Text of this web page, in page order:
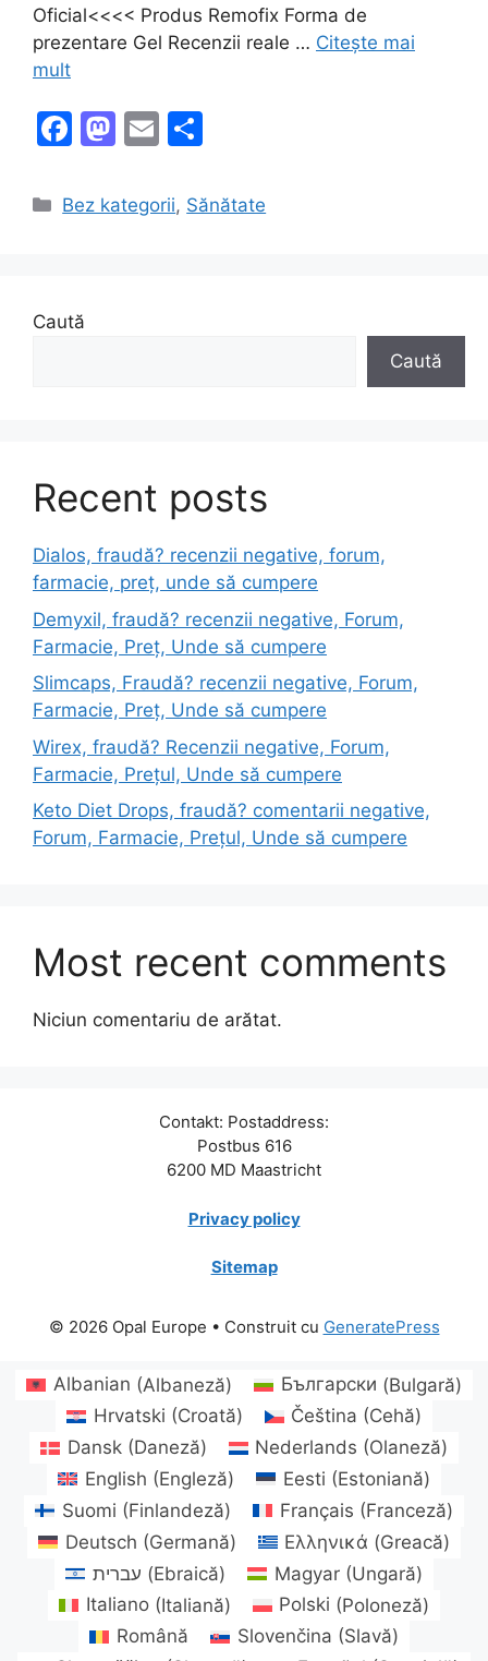
Oficial<<<< Produs Remofix Forma de
prezentare Gel Recenzii reale … Citește mai
mult
F
c
o
o
M
st
E
ai ta
Categorii
Bez kategorii, Sănătate
Caută
Caută
Recent posts
Dialos, fraudă? recenzii negative, forum,
farmacie, preț, unde să cumpere
Demyxil, fraudă? recenzii negative, Forum,
Farmacie, Preț, Unde să cumpere
Slimcaps, Fraudă? recenzii negative, Forum,
Farmacie, Preț, Unde să cumpere
Wirex, fraudă? Recenzii negative, Forum,
Farmacie, Prețul, Unde să cumpere
Keto Diet Drops, fraudă? comentarii negative,
Forum, Farmacie, Prețul, Unde să cumpere
Most recent comments
Niciun comentariu de arătat.
Contakt: Postaddress:
Postbus 616
6200 MD Maastricht
Privacy policy
Sitemap
© 2026 Opal Europe • Construit cu GeneratePress
Albanian (Albaneză) Български (Bulgară)
Hrvatski (Croată) Čeština (Cehă)
Dansk(Daneză) Nederlands (Olaneză)
English (Engleză) Eesti (Estoniană)
Suomi (Finlandeză) Français (Franceză)
Deutsch (Germană) Ελληνικά (Greacă)
עברית (Ebraică) Magyar(Ungară)
Italiano(Italiană) Polski (Poloneză)
Română
Slovenčina (Slavă)